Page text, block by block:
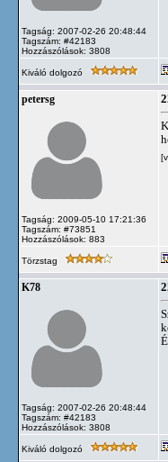
Tagság: 2007-02-26 20:48:44
Tagszám: #42183
Hozzászólások: 3808
Kiváló dolgozó
petersg
Tagság: 2009-05-10 17:21:36
Tagszám: #73851
Hozzászólások: 883
Törzstag
K78
Tagság: 2007-02-26 20:48:44
Tagszám: #42183
Hozzászólások: 3808
Kiváló dolgozó